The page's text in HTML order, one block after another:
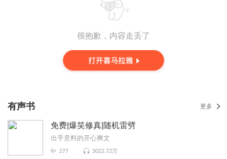
很抱歉，内容走丢了
有声书 更多
免费|爆笑修真|随机雷劈
出乎意料的开心爽文
277 3022.72万